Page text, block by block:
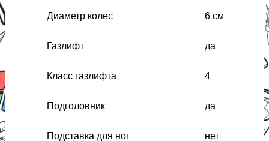
Диаметр колес 6 см
Газлифт да
Класс газлифта 4
Подголовник да
Подставка для ног нет